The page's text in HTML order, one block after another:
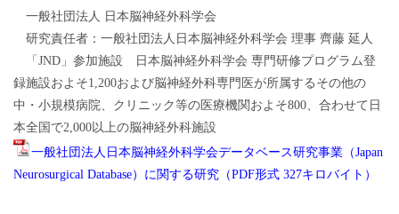
一般社団法人 日本脳神経外科学会
研究責任者：一般社団法人日本脳神経外科学会 理事 齊藤 延人
「JND」参加施設 日本脳神経外科学会 専門研修プログラム登
録施設およそ1,200および脳神経外科専門医が所属するその他の
中・小規模病院、クリニック等の医療機関およそ800、合わせて日
本全国で2,000以上の脳神経外科施設
一般社団法人日本脳神経外科学会データベース研究事業（Japan
Neurosurgical Database）に関する研究（PDF形式 327キロバイト）